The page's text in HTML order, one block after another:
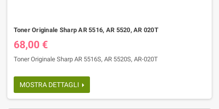
Toner Originale Sharp AR 5516, AR 5520, AR 020T
68,00 €
Toner Originale Sharp AR 5516S, AR 5520S, AR-020T
MOSTRA DETTAGLI